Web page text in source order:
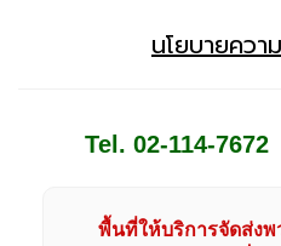
นโยบายควา
Tel. 02-114-7672
พื้นที่ให้บริการจัดส่ง